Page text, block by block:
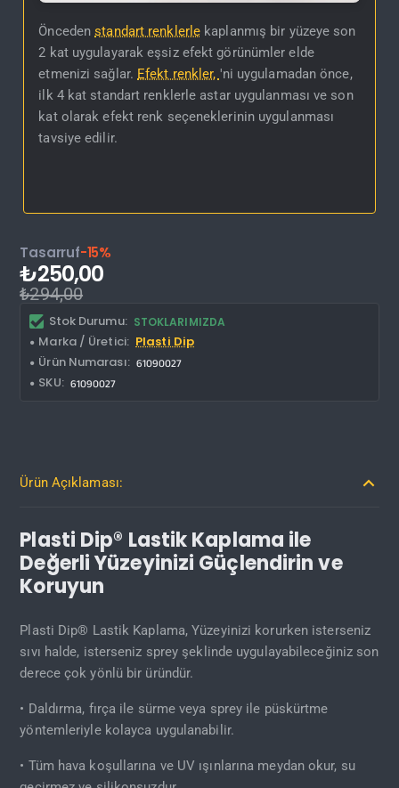
Öncedenstandart renklerle kaplanmış bir yüzeye son
2 kat uygulayarak eşsiz efekt görünümler elde
etmenizi sağlar. Efekt renkler, 'ni uygulamadan önce,
ilk 4 kat standart renklerle astar uygulanması ve son
kat olarak efekt renk seçeneklerinin uygulanması
tavsiye edilir.
Stok Durumu: STOKLARIMIZDA
Marka / Üretici: Plasti Dip
Ürün Numarası: 61090027
SKU: 61090027
Tasarruf-15%
₺250,00
₺294,00
Ürün Açıklaması:
Plasti Dip® Lastik Kaplama ile
Değerli Yüzeyinizi Güçlendirin ve
Koruyun
Plasti Dip® Lastik Kaplama, Yüzeyinizi korurken isterseniz
sıvı halde, isterseniz sprey şeklinde uygulayabileceğiniz son
derece çok yönlü bir üründür.
• Daldırma, fırça ile sürme veya sprey ile püskürtme
yöntemleriyle kolayca uygulanabilir.
• Tüm hava koşullarına ve UV ışınlarına meydan okur, su